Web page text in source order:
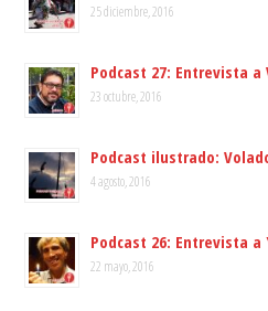
25 diciembre, 2016
Podcast 27: Entrevista
23 octubre, 2016
Podcast ilustrado:
4 agosto, 2016
Podcast 26: Entrevista a
22 mayo, 2016